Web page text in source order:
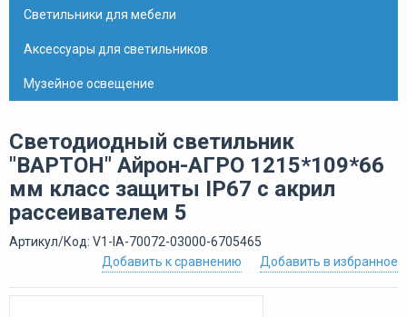
Светильники для мебели
Аксессуары для светильников
Музейное освещение
Светодиодный светильник
"ВАРТОН" Айрон-АГРО 1215*109*66
мм класс защиты IP67 с акрил
рассеивателем 5
Артикул/Код: V1-IA-70072-03000-6705465
Добавить в избранное
Добавить к сравнению